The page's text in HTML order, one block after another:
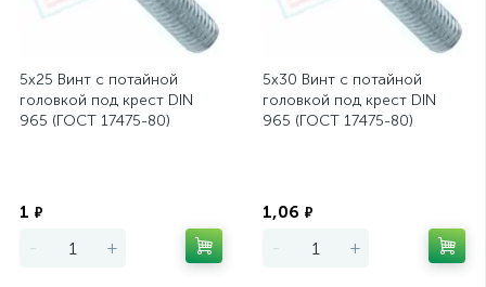
5х25 Винт с потайной
головкой под крест DIN
965 (ГОСТ 17475-80)
1 ₽
- +
5х30 Винт с потайной
головкой под крест DIN
965 (ГОСТ 17475-80)
1,06 ₽
- +